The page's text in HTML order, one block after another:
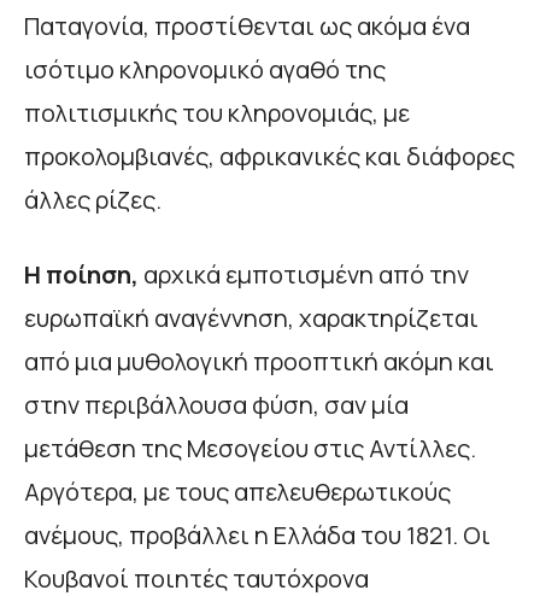
Παταγονία, προστίθενται ως ακόμα ένα
ισότιμο κληρονομικό αγαθό της
πολιτισμικής του κληρονομιάς, με
προκολομβιανές, αφρικανικές και διάφορες
άλλες ρίζες.
Η ποίηση, αρχικά εμποτισμένη από την
ευρωπαϊκή αναγέννηση, χαρακτηρίζεται
από μια μυθολογική προοπτική ακόμη και
στην περιβάλλουσα φύση, σαν μία
μετάθεση της Μεσογείου στις Αντίλλες.
Αργότερα, με τους απελευθερωτικούς
ανέμους, προβάλλει η Ελλάδα του 1821. Οι
Κουβανοί ποιητές ταυτόχρονα